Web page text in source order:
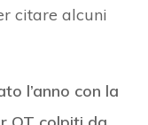
citare alcuni
l’anno con la